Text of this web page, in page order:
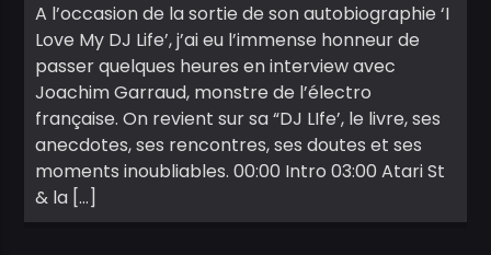
A l’occasion de la sortie de son autobiographie ‘I
Love My DJ Life’, j’ai eu l’immense honneur de
passer quelques heures en interview avec
Joachim Garraud, monstre de l’électro
française. On revient sur sa “DJ LIfe’, le livre, ses
anecdotes, ses rencontres, ses doutes et ses
moments inoubliables. 00:00 Intro 03:00 Atari St
& la […]